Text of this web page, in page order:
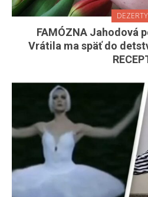
DEZERTY
FAMÓZNA Jahodová
Vrátila ma späť do